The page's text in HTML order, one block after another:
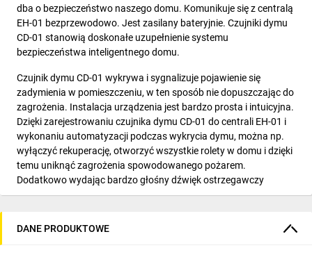
dba o bezpieczeństwo naszego domu. Komunikuje się z centralą
EH-01 bezprzewodowo. Jest zasilany bateryjnie. Czujniki dymu
CD-01 stanowią doskonałe uzupełnienie systemu
bezpieczeństwa inteligentnego domu.
Czujnik dymu CD-01 wykrywa i sygnalizuje pojawienie się
zadymienia w pomieszczeniu, w ten sposób nie dopuszczając do
zagrożenia. Instalacja urządzenia jest bardzo prosta i intuicyjna.
Dzięki zarejestrowaniu czujnika dymu CD-01 do centrali EH-01 i
wykonaniu automatyzacji podczas wykrycia dymu, można np.
wyłączyć rekuperację, otworzyć wszystkie rolety w domu i dzięki
temu uniknąć zagrożenia spowodowanego pożarem.
Dodatkowo wydając bardzo głośny dźwięk ostrzegawczy
ostrzeże o zagrożeniu wszystkich domowników.
DANE PRODUKTOWE